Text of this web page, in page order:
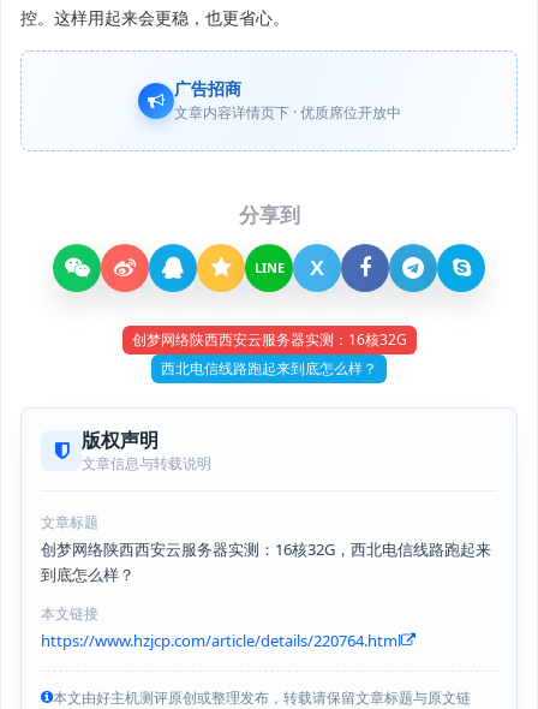
控。这样用起来会更稳，也更省心。
广告招商
文章内容详情页下 · 优质席位开放中
分享到
LINE X
创梦网络陕西西安云服务器实测：16核32G
西北电信线路跑起来到底怎么样？
版权声明
文章信息与转载说明
文章标题
创梦网络陕西西安云服务器实测：16核32G，西北电信线路跑起来
到底怎么样？
本文链接
https://www.hzjcp.com/article/details/220764.html
本文由好主机测评原创或整理发布，转载请保留文章标题与原文链